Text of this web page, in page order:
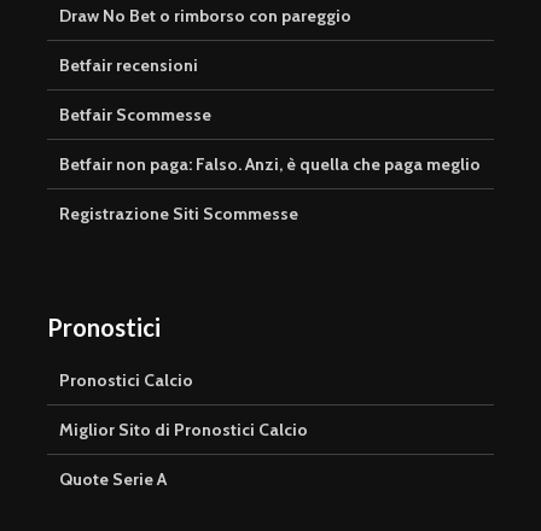
Draw No Bet o rimborso con pareggio
Betfair recensioni
Betfair Scommesse
Betfair non paga: Falso. Anzi, è quella che paga meglio
Registrazione Siti Scommesse
Pronostici
Pronostici Calcio
Miglior Sito di Pronostici Calcio
Quote Serie A